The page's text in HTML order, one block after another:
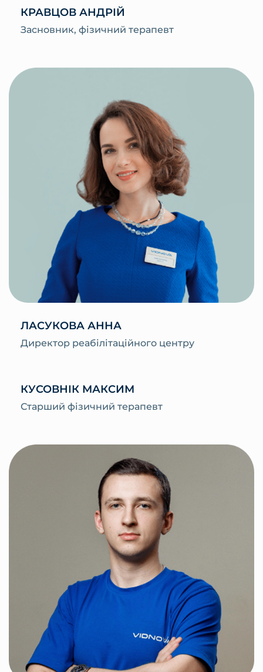
КРАВЦОВ АНДРІЙ
Засновник, фізичний терапевт
ЛАСУКОВА АННА
Директор реабілітаційного центру
КУСОВНІК МАКСИМ
Старший фізичний терапевт